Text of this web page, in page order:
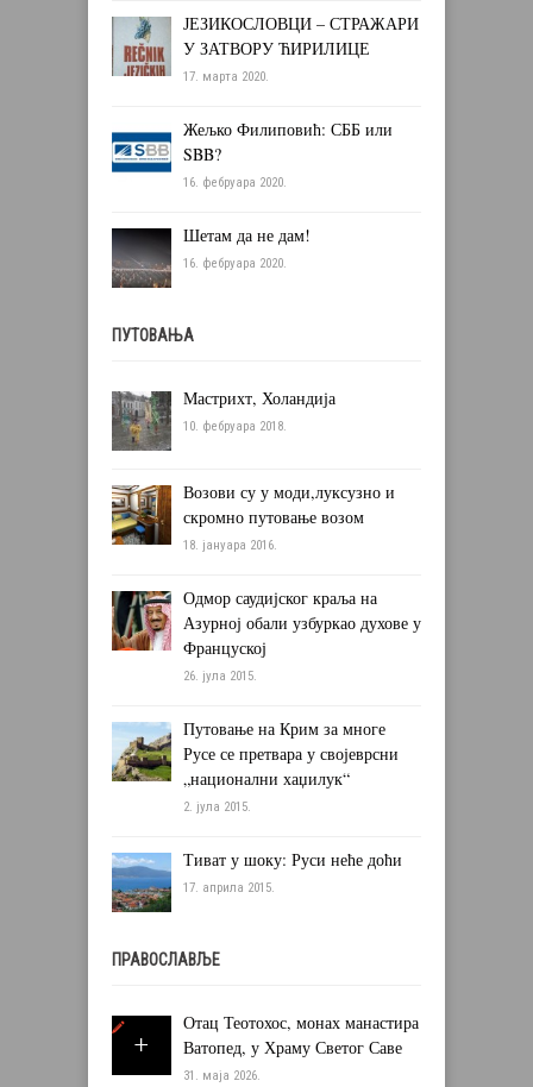
ЈЕЗИКОСЛОВЦИ – СТРАЖАРИ
У ЗАТВОРУ ЋИРИЛИЦЕ
17. марта 2020.
Жељко Филиповић: СББ или
SBB?
16. фебруара 2020.
Шетам да не дам!
16. фебруара 2020.
ПУТОВАЊА
Мастрихт, Холандија
10. фебруара 2018.
Возови су у моди,луксузно и
скромно путовање возом
18. јануара 2016.
Одмор саудијског краља на
Азурној обали узбуркао духове у
Француској
26. јула 2015.
Путовање на Крим за многе
Русе се претвара у својеврсни
„национални хаџилук“
2. јула 2015.
Тиват у шоку: Руси неће доћи
17. априла 2015.
ПРАВОСЛАВЉЕ
Отац Теотохос, монах манастира
Ватопед, у Храму Светог Саве
31. маја 2026.